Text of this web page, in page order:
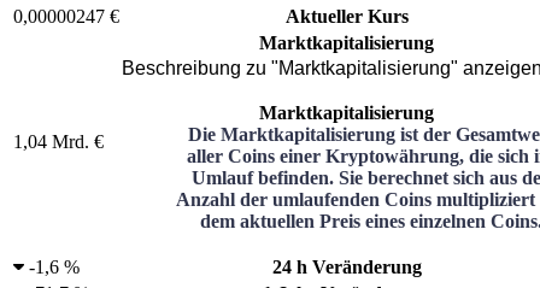
0,00000247 €
Aktueller Kurs
1,04 Mrd. €
Marktkapitalisierung
Beschreibung zu "Marktkapitalisierung"
Marktkapitalisierung
Die Marktkapitalisierung ist der
aller Coins einer Kryptowährung, die sich
Umlauf befinden. Sie berechnet sich aus
Anzahl der umlaufenden Coins multipliziert
dem aktuellen Preis eines einzelnen
-1,6 %
24 h Veränderung